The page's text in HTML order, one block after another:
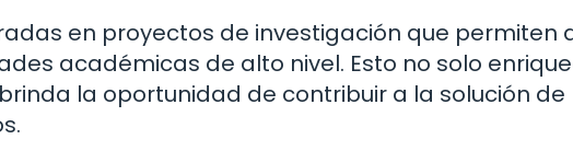
en proyectos de investigación que permiten
académicas de alto nivel. Esto no solo
la oportunidad de contribuir a la solución de